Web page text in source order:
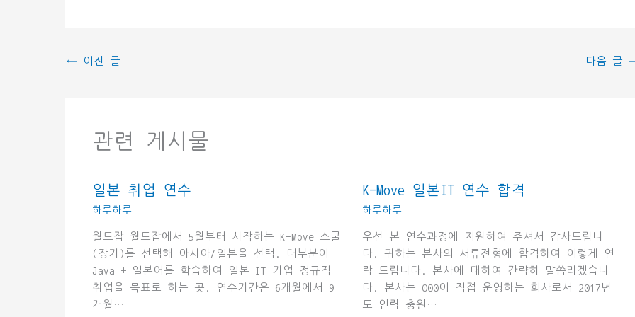
← 이전 글 다음 글
관련 게시물
일본 취업 연수
하루하루
월드잡 월드잡에서 5월부터 시작하는 K-Move 스쿨
(장기)를 선택해 아시아/일본을 선택. 대부분이
Java + 일본어를 학습하여 일본 IT 기업 정규직
취업을 목표로 하는 곳. 연수기간은 6개월에서 9
개월…
K-Move 일본IT 연수 합격
하루하루
우선 본 연수과정에 지원하여 주셔서 감사드립니
다. 귀하는 본사의 서류전형에 합격하여 이렇게 연
락 드립니다. 본사에 대하여 간략히 말씀리겠습니
다. 본사는 000이 직접 운영하는 회사로서 2017년
도 인력 충원…